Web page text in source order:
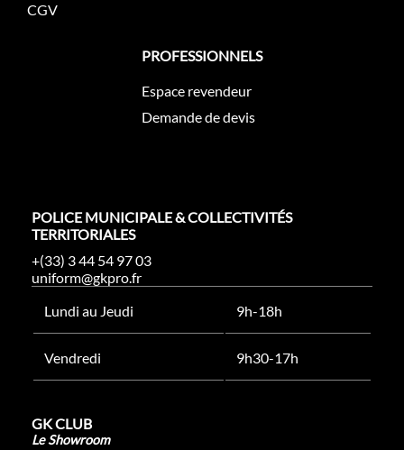
CGV
PROFESSIONNELS
Espace revendeur
Demande de devis
POLICE MUNICIPALE & COLLECTIVITÉS
TERRITORIALES
+(33) 3 44 54 97 03
uniform@gkpro.fr
Lundi au Jeudi
9h-18h
Vendredi 9h30-17h
GK CLUB
Le Showroom